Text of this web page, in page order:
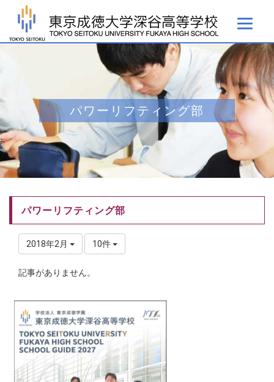
パワーリフティング部
パワーリフティング部
2018年2月 10件
記事がありません。